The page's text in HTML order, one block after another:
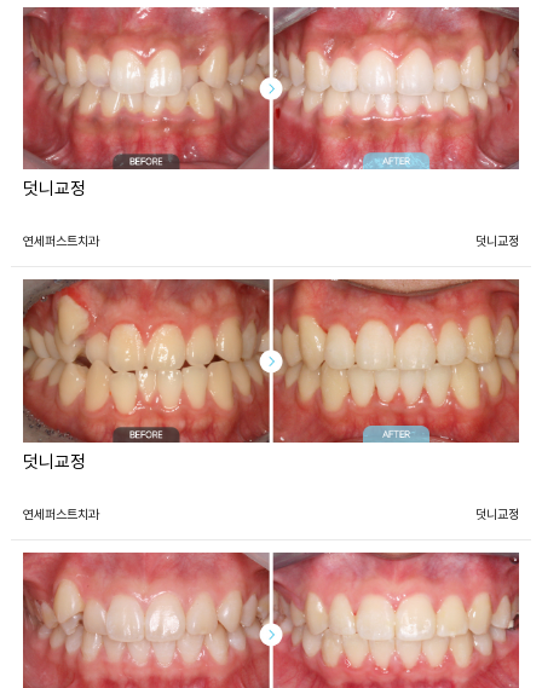
덧니교정
연세퍼스트치과 덧니교정
덧니교정
연세퍼스트치과 덧니교정